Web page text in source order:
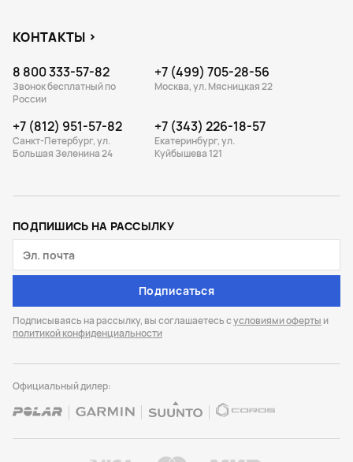
КОНТАКТЫ
8 800 333-57-82
Звонок бесплатный по
России
+7 (499) 705-28-56
Москва, ул. Мясницкая 22
+7 (812) 951-57-82
Санкт-Петербург, ул.
Большая Зеленина 24
+7 (343) 226-18-57
Екатеринбург, ул.
Куйбышева 121
ПОДПИШИСЬ НА РАССЫЛКУ
Подписаться
Подписываясь на рассылку, вы соглашаетесь сусловиями оферты и
политикой конфиденциальности
Официальный дилер: